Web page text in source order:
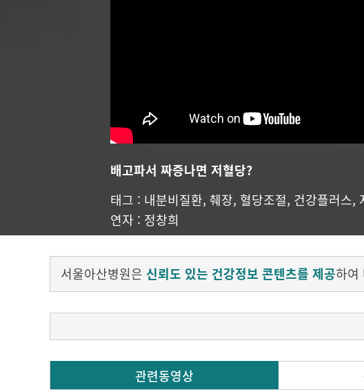
배고파서 짜증나면 저혈당?
태그 : 내분비질환, 췌장, 혈당조절, 건강플러스,
연자 : 정창희
서울아산병원은 신뢰도 있는 건강정보 콘텐츠를 제공하여
갑자기 급격하게 배가 고파져서 아무것도 할 수가 없고
이런 증상을 두고 ‘혹시 내가 저혈당은 아닌지’ 걱정 하시
관련동영상